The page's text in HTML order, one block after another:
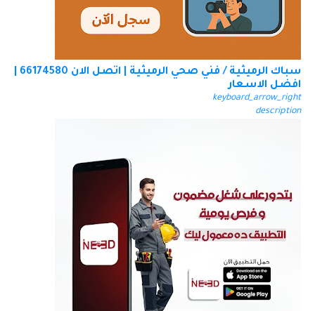
افضل الاسعار
keyboard_arrow_right
description